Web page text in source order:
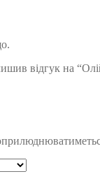
відгук на